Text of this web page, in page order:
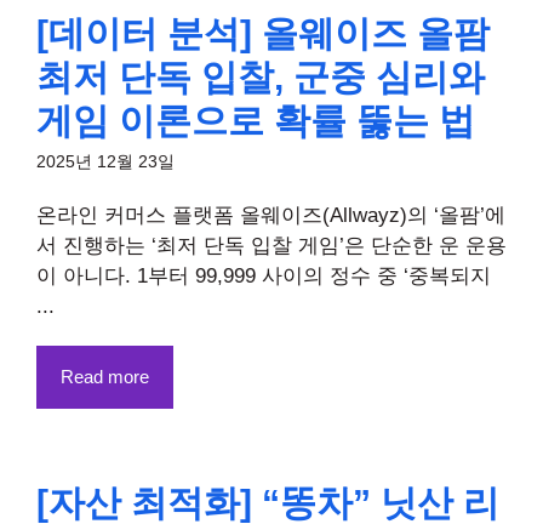
[데이터 분석] 올웨이즈 올팜
최저 단독 입찰, 군중 심리와
게임 이론으로 확률 뚫는 법
2025년 12월 23일
온라인 커머스 플랫폼 올웨이즈(Allwayz)의 ‘올팜’에
서 진행하는 ‘최저 단독 입찰 게임’은 단순한 운 운용
이 아니다. 1부터 99,999 사이의 정수 중 ‘중복되지
...
Read more
[자산 최적화] “똥차” 닛산 리